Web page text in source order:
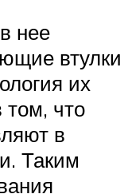
нее
втулки
их
том, что
в
Таким